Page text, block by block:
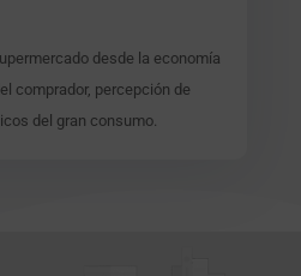
desde la economía
comprador, percepción de
del gran consumo.